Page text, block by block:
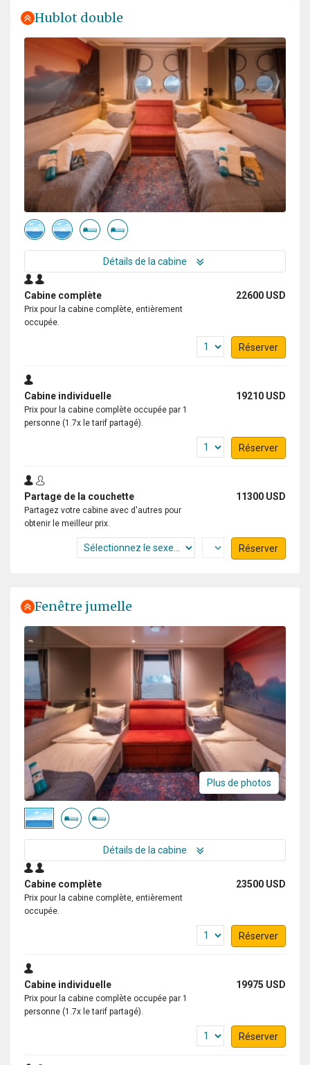
Hublot double
Détails de la cabine
Cabine complète 22600 USD
Prix pour la cabine complète, entièrement
occupée.
Réserver
Cabine individuelle 19210 USD
Prix pour la cabine complète occupée par 1
personne (1.7x le tarif partagé).
Réserver
Partage de la couchette 11300 USD
Partagez votre cabine avec d'autres pour
obtenir le meilleur prix.
Réserver
Fenêtre jumelle
Plus de photos
Détails de la cabine
Cabine complète 23500 USD
Prix pour la cabine complète, entièrement
occupée.
Réserver
Cabine individuelle 19975 USD
Prix pour la cabine complète occupée par 1
personne (1.7x le tarif partagé).
Réserver